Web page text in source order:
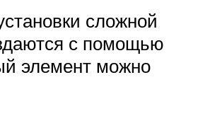
сложной
с помощью
элемент можно